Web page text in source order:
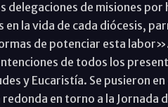
delegaciones de misiones
en la vida de cada diócesis,
de potenciar esta
de todos los
y Eucaristía. Se pusieron
en torno a la